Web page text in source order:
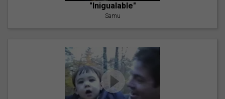
"Inigualable"
Samu